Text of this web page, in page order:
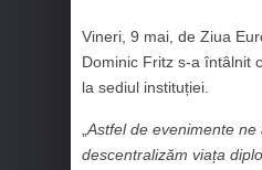
Vineri, 9 mai, de Ziua
Dominic Fritz s-a întâlnit
la sediul instituției.
Astfel de evenimente ne
descentralizăm viața